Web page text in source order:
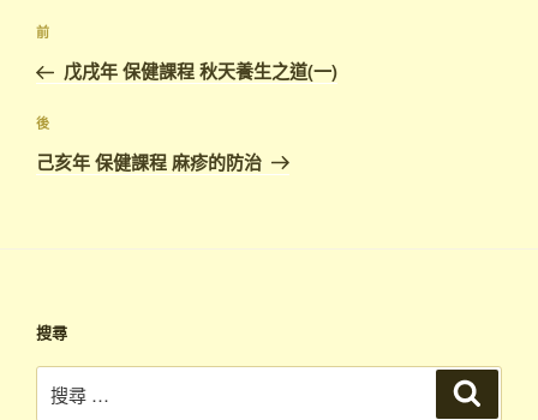
文
導
覽
上
一
篇
文
章
前
戊戌年 保健課程 秋天養生之道(一)
下
篇
文
後
己亥年 保健課程 麻疹的防治
搜尋
尋：